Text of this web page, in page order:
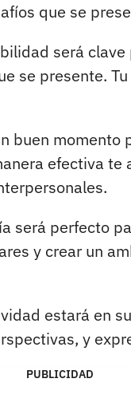
que se
será
se presente.
buen momento
efectiva te
será perfecto
y crear un
estará en
y
PUBLICIDAD